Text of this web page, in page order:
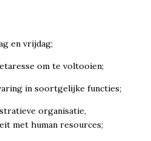
en vrijdag;
om te voltooien;
in soortgelijke functies;
organisatie,
met human resources;